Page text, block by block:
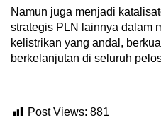
Namun juga menjadi
strategis PLN lainnya dalam
kelistrikan yang andal,
berkelanjutan di seluruh
Post Views: 881